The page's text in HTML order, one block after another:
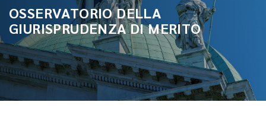
OSSERVATORIO DELLA
GIURISPRUDENZA DI MERITO